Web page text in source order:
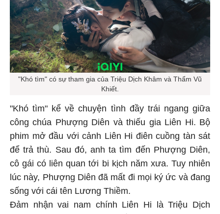
"Khó tìm" có sự tham gia của Triệu Dịch Khâm và Thẩm Vũ
Khiết.
"Khó tìm" kể về chuyện tình đầy trái ngang giữa
công chúa Phượng Diên và thiếu gia Liên Hi. Bộ
phim mở đầu với cảnh Liên Hi điên cuồng tàn sát
để trả thù. Sau đó, anh ta tìm đến Phượng Diên,
cô gái có liên quan tới bi kịch năm xưa. Tuy nhiên
lúc này, Phượng Diên đã mất đi mọi ký ức và đang
sống với cái tên Lương Thiềm.
Đảm nhận vai nam chính Liên Hi là Triệu Dịch